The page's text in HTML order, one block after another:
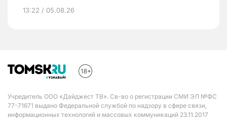
13:22 / 05.08.26
Учредитель ООО «Дайджест ТВ». Св-во о регистрации СМИ ЭЛ №ФС
77-71671 выдано Федеральной службой по надзору в сфере связи,
информационных технологий и массовых коммуникаций 23.11.2017